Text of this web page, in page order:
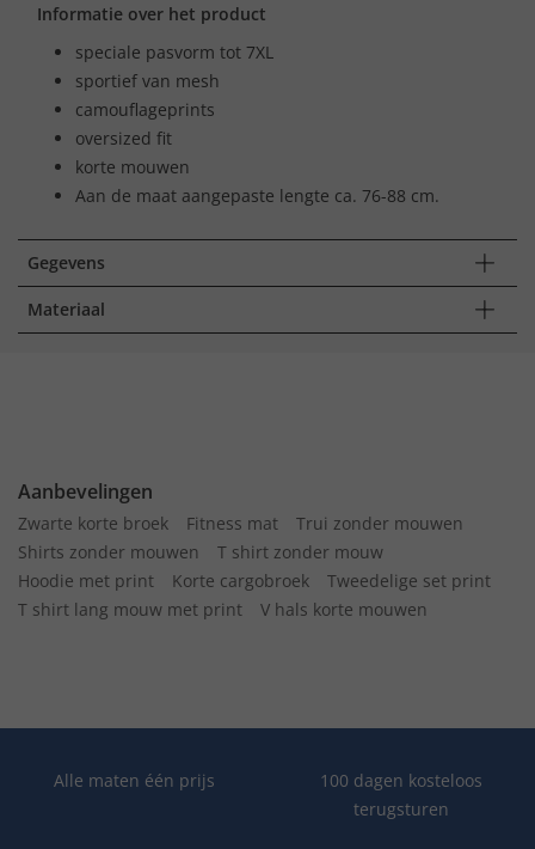
Informatie over het product
speciale pasvorm tot 7XL
sportief van mesh
camouflageprints
oversized fit
korte mouwen
Aan de maat aangepaste lengte ca. 76-88 cm.
Gegevens
Materiaal
Aanbevelingen
Zwarte korte broek Fitness mat
Trui zonder mouwen
Shirts zonder mouwen
T shirt zonder mouw
Hoodie met print
Korte cargobroek
Tweedelige set print
T shirt lang mouw met print
V hals korte mouwen
Alle maten één prijs
100 dagen kosteloos
terugsturen